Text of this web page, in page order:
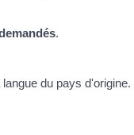
.
du pays d'origine.